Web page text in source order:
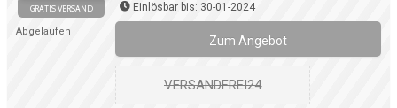
GRATIS VERSAND
Abgelaufen
Einlösbar bis: 30-01-2024
Zum Angebot
VERSANDFREI24